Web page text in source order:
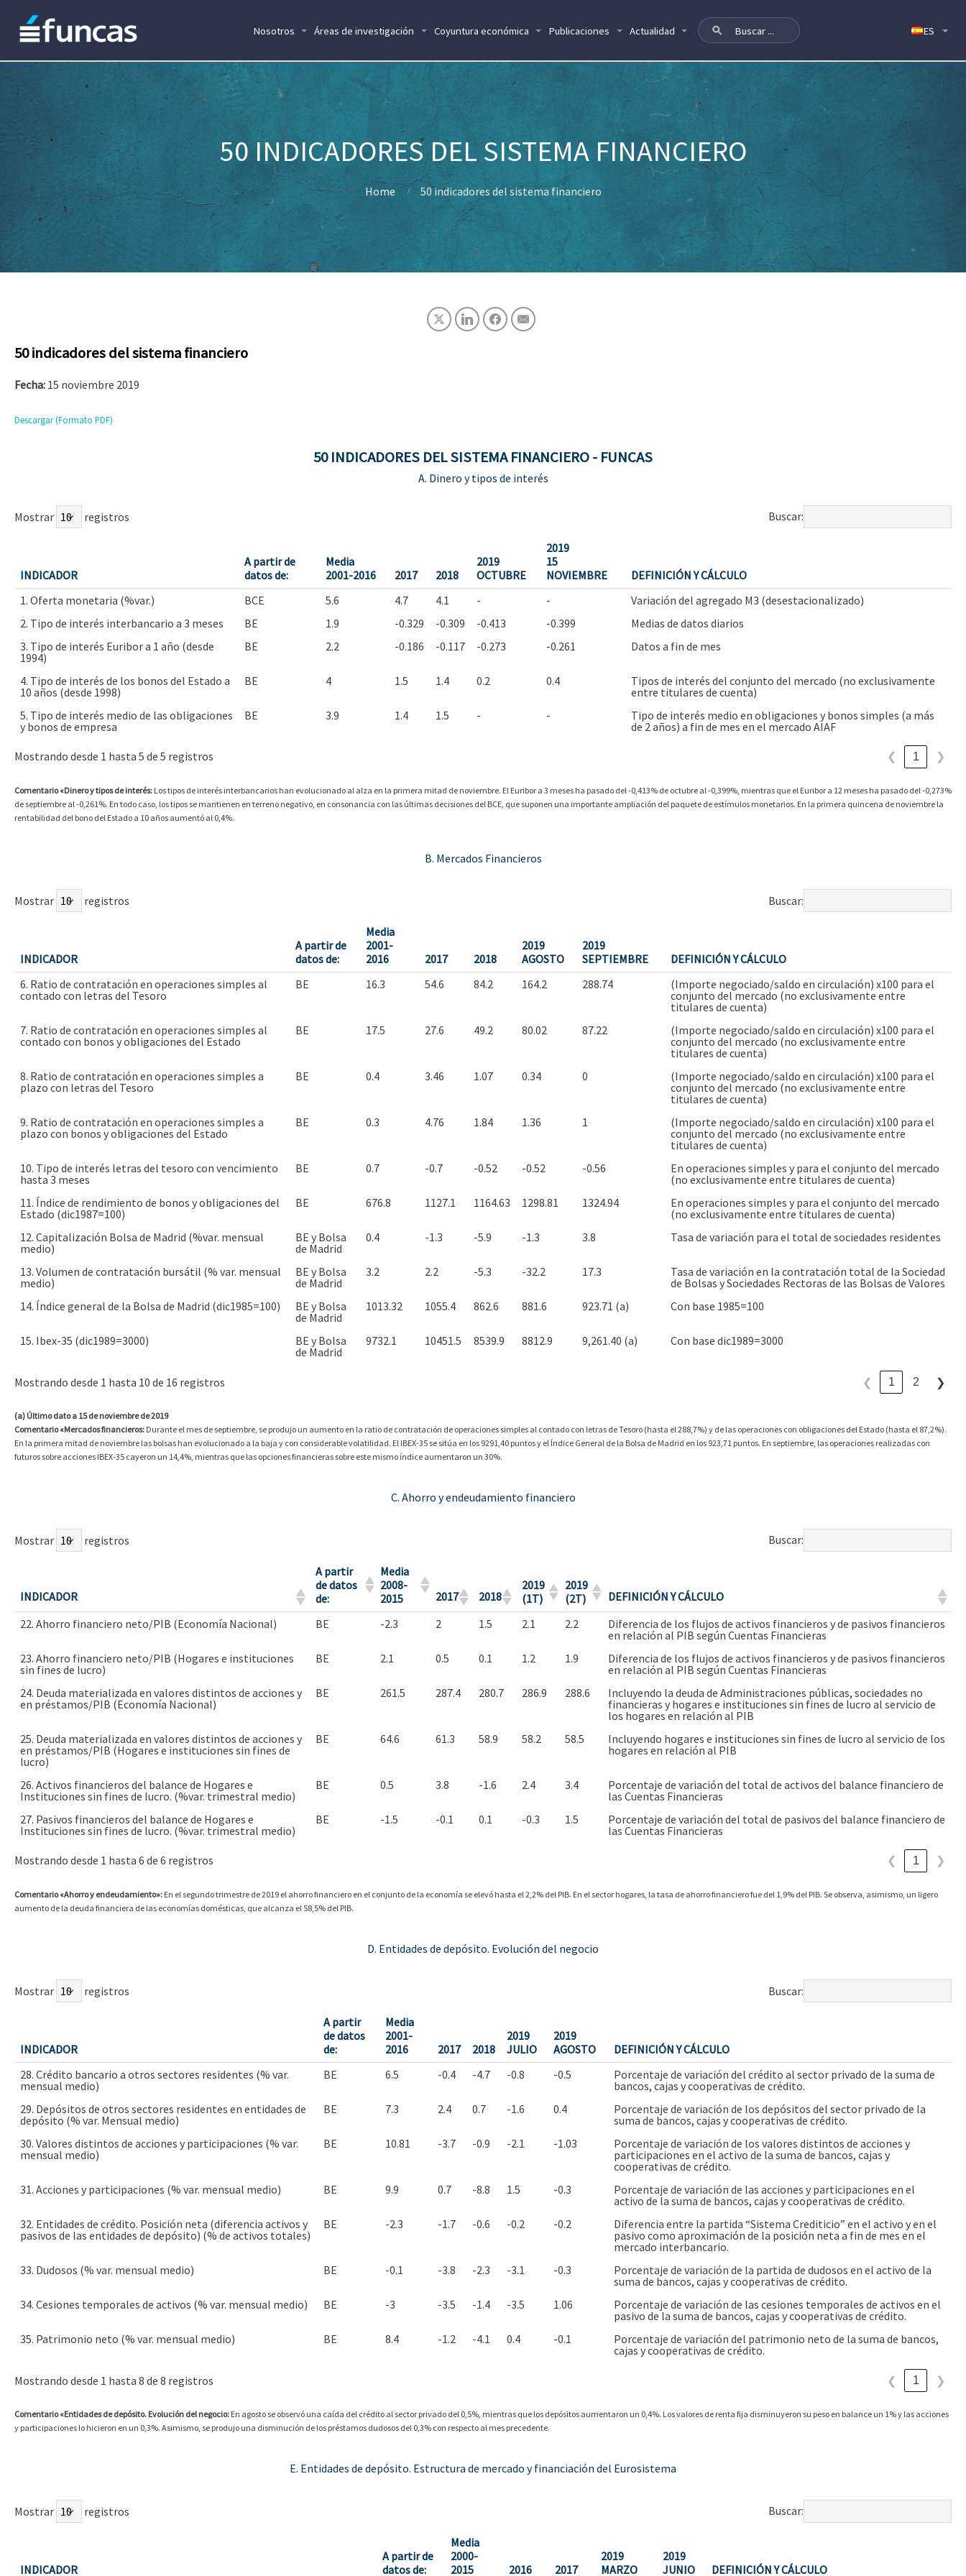
Nosotros Áreas de investigación Coyuntura económica Publicaciones Actualidad
50 INDICADORES DEL SISTEMA FINANCIERO
Home 50 indicadores del sistema financiero
50 indicadores del sistema financiero
Fecha: 15 noviembre 2019
Descargar (Formato PDF)
50 INDICADORES DEL SISTEMA FINANCIERO - FUNCAS
A. Dinero y tipos de interés
Mostrar registros Buscar:
INDICADOR
A partir de
datos de:
Media
2001-2016
2017 2018
2019
OCTUBRE
2019
15
NOVIEMBRE
DEFINICIÓN Y CÁLCULO
1. Oferta monetaria (%var.)
BCE 5.6 4.7 4.1 - -
Variación del agregado M3 (desestacionalizado)
2. Tipo de interés interbancario a 3 meses
BE 1.9 -0.329 -0.309 -0.413 -0.399
Medias de datos diarios
3. Tipo de interés Euribor a 1 año (desde
1994)
BE 2.2 -0.186 -0.117 -0.273 -0.261 Datos a fin de mes
4. Tipo de interés de los bonos del Estado a
10 años (desde 1998)
BE 4 1.5 1.4 0.2 0.4
Tipos de interés del conjunto del mercado (no exclusivamente
entre titulares de cuenta)
5. Tipo de interés medio de las obligaciones
y bonos de empresa
BE 3.9 1.4 1.5 - -
Tipo de interés medio en obligaciones y bonos simples (a más
de 2 años) a fin de mes en el mercado AIAF
Mostrando desde 1 hasta 5 de 5 registros ❮ 1 ❯
Comentario «Dinero y tipos de interés: Los tipos de interés interbancarios han evolucionado al alza en la primera mitad de noviembre. El Euribor a 3 meses ha pasado del -0,413% de octubre al -0,399%, mientras que el Euribor a 12 meses ha pasado del -0,273%
de septiembre al -0,261%. En todo caso, los tipos se mantienen en terreno negativo, en consonancia con las últimas decisiones del BCE, que suponen una importante ampliación del paquete de estímulos monetarios. En la primera quincena de noviembre la
rentabilidad del bono del Estado a 10 años aumentó al 0,4%.
B. Mercados Financieros
Mostrar registros Buscar:
INDICADOR
A partir de
datos de:
Media
2001-
2016
2017 2018
2019
AGOSTO
2019
SEPTIEMBRE
DEFINICIÓN Y CÁLCULO
6. Ratio de contratación en operaciones simples al
contado con letras del Tesoro
BE 16.3 54.6 84.2 164.2 288.74
(Importe negociado/saldo en circulación) x100 para el
conjunto del mercado (no exclusivamente entre
titulares de cuenta)
7. Ratio de contratación en operaciones simples al
contado con bonos y obligaciones del Estado
BE 17.5 27.6 49.2 80.02 87.22
(Importe negociado/saldo en circulación) x100 para el
conjunto del mercado (no exclusivamente entre
titulares de cuenta)
8. Ratio de contratación en operaciones simples a
plazo con letras del Tesoro
BE 0.4 3.46 1.07 0.34 0
(Importe negociado/saldo en circulación) x100 para el
conjunto del mercado (no exclusivamente entre
titulares de cuenta)
9. Ratio de contratación en operaciones simples a
plazo con bonos y obligaciones del Estado
BE 0.3 4.76 1.84 1.36 1
(Importe negociado/saldo en circulación) x100 para el
conjunto del mercado (no exclusivamente entre
titulares de cuenta)
10. Tipo de interés letras del tesoro con vencimiento
hasta 3 meses
BE 0.7 -0.7 -0.52 -0.52 -0.56
En operaciones simples y para el conjunto del mercado
(no exclusivamente entre titulares de cuenta)
11. Índice de rendimiento de bonos y obligaciones del
Estado (dic1987=100)
BE 676.8 1127.1 1164.63 1298.81 1324.94
En operaciones simples y para el conjunto del mercado
(no exclusivamente entre titulares de cuenta)
12. Capitalización Bolsa de Madrid (%var. mensual
medio)
BE y Bolsa
de Madrid
0.4 -1.3 -5.9 -1.3 3.8 Tasa de variación para el total de sociedades residentes
13. Volumen de contratación bursátil (% var. mensual
medio)
BE y Bolsa
de Madrid
3.2 2.2 -5.3 -32.2 17.3
Tasa de variación en la contratación total de la Sociedad
de Bolsas y Sociedades Rectoras de las Bolsas de Valores
14. Índice general de la Bolsa de Madrid (dic1985=100)
BE y Bolsa
de Madrid
1013.32 1055.4 862.6 881.6 923.71 (a) Con base 1985=100
15. Ibex-35 (dic1989=3000)
BE y Bolsa
de Madrid
9732.1 10451.5 8539.9 8812.9 9,261.40 (a) Con base dic1989=3000
Mostrando desde 1 hasta 10 de 16 registros ❮ 1 2 ❯
(a) Último dato a 15 de noviembre de 2019
Comentario «Mercados financieros: Durante el mes de septiembre, se produjo un aumento en la ratio de contratación de operaciones simples al contado con letras de Tesoro (hasta el 288,7%) y de las operaciones con obligaciones del Estado (hasta el 87,2%).
En la primera mitad de noviembre las bolsas han evolucionado a la baja y con considerable volatilidad. El IBEX-35 se sitúa en los 9291,40 puntos y el Índice General de la Bolsa de Madrid en los 923,71 puntos. En septiembre, las operaciones realizadas con
futuros sobre acciones IBEX-35 cayeron un 14,4%, mientras que las opciones financieras sobre este mismo índice aumentaron un 30%.
C. Ahorro y endeudamiento financiero
Mostrar registros Buscar:
INDICADOR
A partir
de datos
de:
Media
2008-
2015
2017 2018
2019
(1T)
2019
(2T)
DEFINICIÓN Y CÁLCULO
22. Ahorro financiero neto/PIB (Economía Nacional)
BE -2.3 2 1.5 2.1 2.2
Diferencia de los flujos de activos financieros y de pasivos financieros
en relación al PIB según Cuentas Financieras
23. Ahorro financiero neto/PIB (Hogares e instituciones
sin fines de lucro)
BE 2.1 0.5 0.1 1.2 1.9
Diferencia de los flujos de activos financieros y de pasivos financieros
en relación al PIB según Cuentas Financieras
24. Deuda materializada en valores distintos de acciones y
en préstamos/PIB (Economía Nacional)
BE 261.5 287.4 280.7 286.9 288.6
Incluyendo la deuda de Administraciones públicas, sociedades no
financieras y hogares e instituciones sin fines de lucro al servicio de
los hogares en relación al PIB
25. Deuda materializada en valores distintos de acciones y
en préstamos/PIB (Hogares e instituciones sin fines de
lucro)
BE 64.6 61.3 58.9 58.2 58.5
Incluyendo hogares e instituciones sin fines de lucro al servicio de los
hogares en relación al PIB
26. Activos financieros del balance de Hogares e
Instituciones sin fines de lucro. (%var. trimestral medio)
BE 0.5 3.8 -1.6 2.4 3.4
Porcentaje de variación del total de activos del balance financiero de
las Cuentas Financieras
27. Pasivos financieros del balance de Hogares e
Instituciones sin fines de lucro. (%var. trimestral medio)
BE -1.5 -0.1 0.1 -0.3 1.5
Porcentaje de variación del total de pasivos del balance financiero de
las Cuentas Financieras
Mostrando desde 1 hasta 6 de 6 registros ❮ 1 ❯
Comentario «Ahorro y endeudamiento»: En el segundo trimestre de 2019 el ahorro financiero en el conjunto de la economía se elevó hasta el 2,2% del PIB. En el sector hogares, la tasa de ahorro financiero fue del 1,9% del PIB. Se observa, asimismo, un ligero
aumento de la deuda financiera de las economías domésticas, que alcanza el 58,5% del PIB.
D. Entidades de depósito. Evolución del negocio
Mostrar registros Buscar:
INDICADOR
A partir
de datos
de:
Media
2001-
2016
2017 2018
2019
JULIO
2019
AGOSTO
DEFINICIÓN Y CÁLCULO
28. Crédito bancario a otros sectores residentes (% var.
mensual medio)
BE 6.5 -0.4 -4.7 -0.8 -0.5
Porcentaje de variación del crédito al sector privado de la suma de
bancos, cajas y cooperativas de crédito.
29. Depósitos de otros sectores residentes en entidades de
depósito (% var. Mensual medio)
BE 7.3 2.4 0.7 -1.6 0.4
Porcentaje de variación de los depósitos del sector privado de la
suma de bancos, cajas y cooperativas de crédito.
30. Valores distintos de acciones y participaciones (% var.
mensual medio)
BE 10.81 -3.7 -0.9 -2.1 -1.03
Porcentaje de variación de los valores distintos de acciones y
participaciones en el activo de la suma de bancos, cajas y
cooperativas de crédito.
31. Acciones y participaciones (% var. mensual medio)
BE 9.9 0.7 -8.8 1.5 -0.3
Porcentaje de variación de las acciones y participaciones en el
activo de la suma de bancos, cajas y cooperativas de crédito.
32. Entidades de crédito. Posición neta (diferencia activos y
pasivos de las entidades de depósito) (% de activos totales)
BE -2.3 -1.7 -0.6 -0.2 -0.2
Diferencia entre la partida “Sistema Crediticio” en el activo y en el
pasivo como aproximación de la posición neta a fin de mes en el
mercado interbancario.
33. Dudosos (% var. mensual medio)
BE -0.1 -3.8 -2.3 -3.1 -0.3
Porcentaje de variación de la partida de dudosos en el activo de la
suma de bancos, cajas y cooperativas de crédito.
34. Cesiones temporales de activos (% var. mensual medio)
BE -3 -3.5 -1.4 -3.5 1.06
Porcentaje de variación de las cesiones temporales de activos en el
pasivo de la suma de bancos, cajas y cooperativas de crédito.
35. Patrimonio neto (% var. mensual medio)
BE 8.4 -1.2 -4.1 0.4 -0.1
Porcentaje de variación del patrimonio neto de la suma de bancos,
cajas y cooperativas de crédito.
Mostrando desde 1 hasta 8 de 8 registros ❮ 1 ❯
Comentario «Entidades de depósito. Evolución del negocio: En agosto se observó una caída del crédito al sector privado del 0,5%, mientras que los depósitos aumentaron un 0,4%. Los valores de renta fija disminuyeron su peso en balance un 1% y las acciones
y participaciones lo hicieron en un 0,3%. Asimismo, se produjo una disminución de los préstamos dudosos del 0,3% con respecto al mes precedente.
E. Entidades de depósito. Estructura de mercado y financiación del Eurosistema
Mostrar registros Buscar:
INDICADOR
A partir de
datos de:
Media
2000-
2015
2016 2017
2019
MARZO
2019
JUNIO
DEFINICIÓN Y CÁLCULO